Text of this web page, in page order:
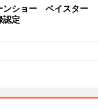
ンショー ベイスター
認定